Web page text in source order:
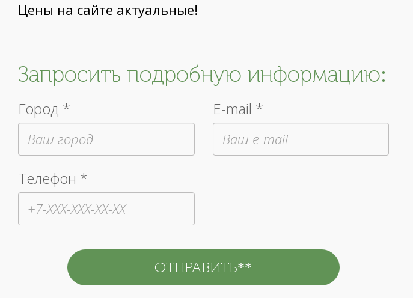
Цены на сайте актуальные!
Запросить подробную информацию:
Город * E-mail *
Телефон *